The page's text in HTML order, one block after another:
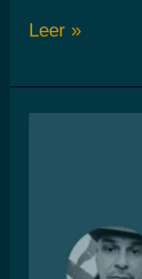
La
Episodio
silencio
Leer »